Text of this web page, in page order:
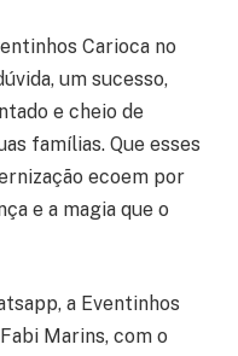
Carioca no
um sucesso,
e cheio de
famílias. Que esses
ecoem por
e a magia que o
a Eventinhos
Marins, com o